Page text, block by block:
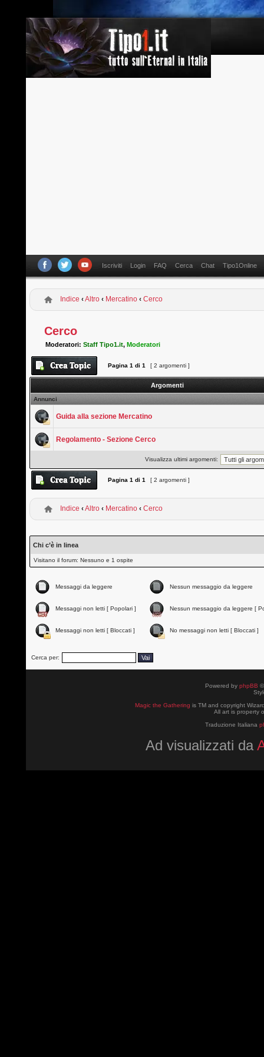
Iscriviti Login FAQ Cerca Chat Tipo1Online
Indice ‹Altro ‹ Mercatino ‹ Cerco
Cerco
Moderatori:Staff Tipo1.it,Moderatori
Pagina1 di1 [ 2 argomenti ]
Argomenti
Annunci
Guida alla sezione Mercatino
Regolamento - Sezione Cerco
Visualizza ultimi argomenti:
Pagina1 di1 [ 2 argomenti ]
Indice ‹Altro ‹ Mercatino ‹ Cerco
Chi c’è in linea
Visitano il forum: Nessuno e 1 ospite
Messaggi da leggere Nessun messaggio da leggere
Messaggi non letti [ Popolari ] Nessun messaggio da leggere [
Messaggi non letti [ Bloccati ] No messaggi non letti [ Bloccati ]
Cerca per:
Powered by phpBB
Magic the Gathering is TM and copyright
All art is property
Traduzione Italiana
Ad visualizzati da